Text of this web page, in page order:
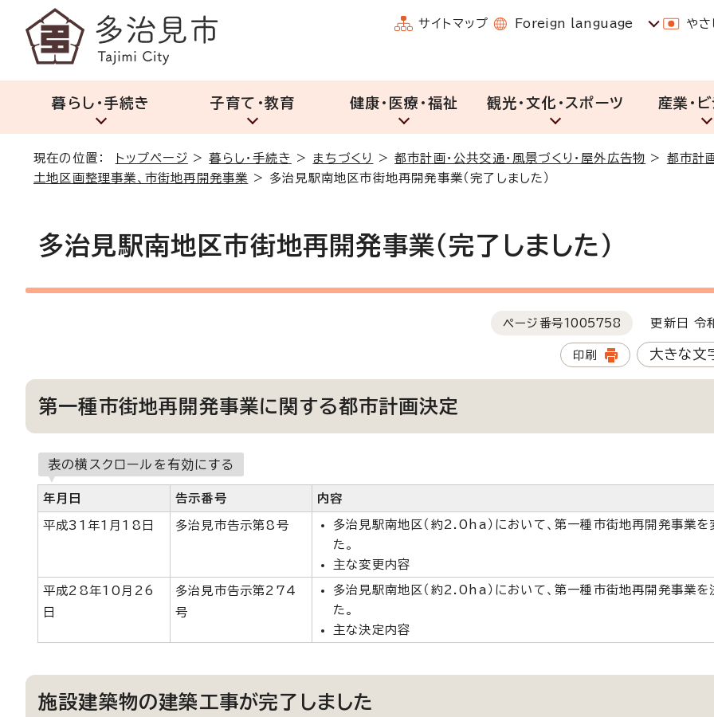
サイトマップ Foreign language やさ
暮らし・手続き 子育て・教育 健康・医療・福祉 観光・文化・スポーツ 産業・
現在の位置： トップページ >暮らし・手続き > まちづくり >都市計画・公共交通・風景づくり・屋外広告物 > 都市計
土地区画整理事業、市街地再開発事業 > 多治見駅南地区市街地再開発事業（完了しました）
多治見駅南地区市街地再開発事業（完了しました）
ページ番号1005758 更新日 令
印刷 大きな文
第一種市街地再開発事業に関する都市計画決定
表の横スクロールを有効にする
年月日 告示番号 内容
平成31年1月18日 多治見市告示第8号
多治見駅南地区（約2.0ha）において、第一種市街地再開発事業を
た。
主な変更内容
平成28年10月26
日
多治見市告示第274
号
多治見駅南地区（約2.0ha）において、第一種市街地再開発事業を
た。
主な決定内容
施設建築物の建築工事が完了しました